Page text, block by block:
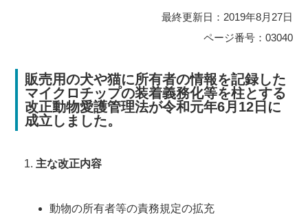
最終更新日：2019年8月27日
ページ番号：03040
販売用の犬や猫に所有者の情報を記録した
マイクロチップの装着義務化等を柱とする
改正動物愛護管理法が令和元年6月12日に
成立しました。
主な改正内容
動物の所有者等の責務規定の拡充